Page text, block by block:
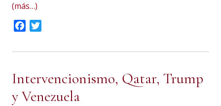
(más…)
Facebook
Intervencionismo, Qatar, Trump
y Venezuela